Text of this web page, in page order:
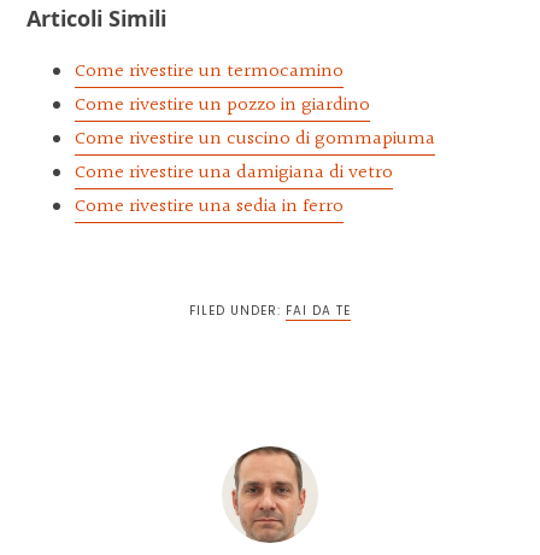
Articoli Simili
Come rivestire un termocamino
Come rivestire un pozzo in giardino
Come rivestire un cuscino di gommapiuma
Come rivestire una damigiana di vetro
Come rivestire una sedia in ferro
FILED UNDER: FAI DA TE